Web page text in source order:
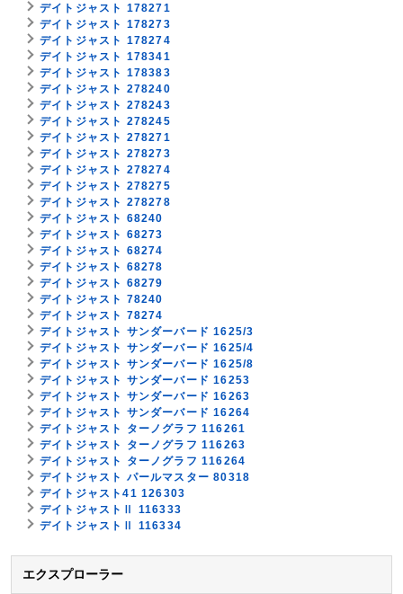
デイトジャスト 178271
デイトジャスト 178273
デイトジャスト 178274
デイトジャスト 178341
デイトジャスト 178383
デイトジャスト 278240
デイトジャスト 278243
デイトジャスト 278245
デイトジャスト 278271
デイトジャスト 278273
デイトジャスト 278274
デイトジャスト 278275
デイトジャスト 278278
デイトジャスト 68240
デイトジャスト 68273
デイトジャスト 68274
デイトジャスト 68278
デイトジャスト 68279
デイトジャスト 78240
デイトジャスト 78274
デイトジャスト サンダーバード 1625/3
デイトジャスト サンダーバード 1625/4
デイトジャスト サンダーバード 1625/8
デイトジャスト サンダーバード 16253
デイトジャスト サンダーバード 16263
デイトジャスト サンダーバード 16264
デイトジャスト ターノグラフ 116261
デイトジャスト ターノグラフ 116263
デイトジャスト ターノグラフ 116264
デイトジャスト パールマスター 80318
デイトジャスト41 126303
デイトジャストⅡ 116333
デイトジャストⅡ 116334
エクスプローラー